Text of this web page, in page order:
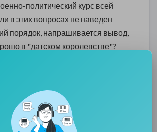
политический курс всей
в этих вопросах не наведен
порядок, напрашивается вывод,
в "датском королевстве"?
искать в кадровой политике
структур, которые узурпируют
министра.